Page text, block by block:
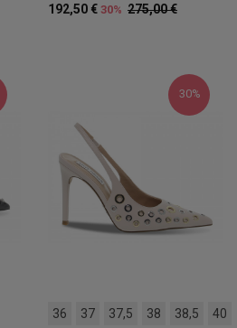
275,00 €
192,50 € 30%
30%
36 37 37,5 38 38,5 40